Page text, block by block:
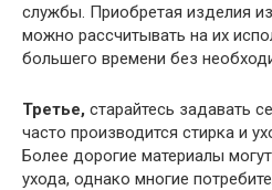
службы. Приобретая изделия
можно рассчитывать на их
большего времени без
Третье, старайтесь задавать
часто производится стирка и
Более дорогие материалы
ухода, однако многие